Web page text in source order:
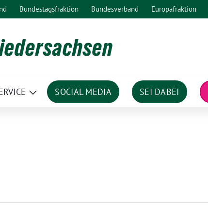
Bundestagsfraktion Bundesverband Europafraktion
Zeige
SOCIAL MEDIA SEI DABEI